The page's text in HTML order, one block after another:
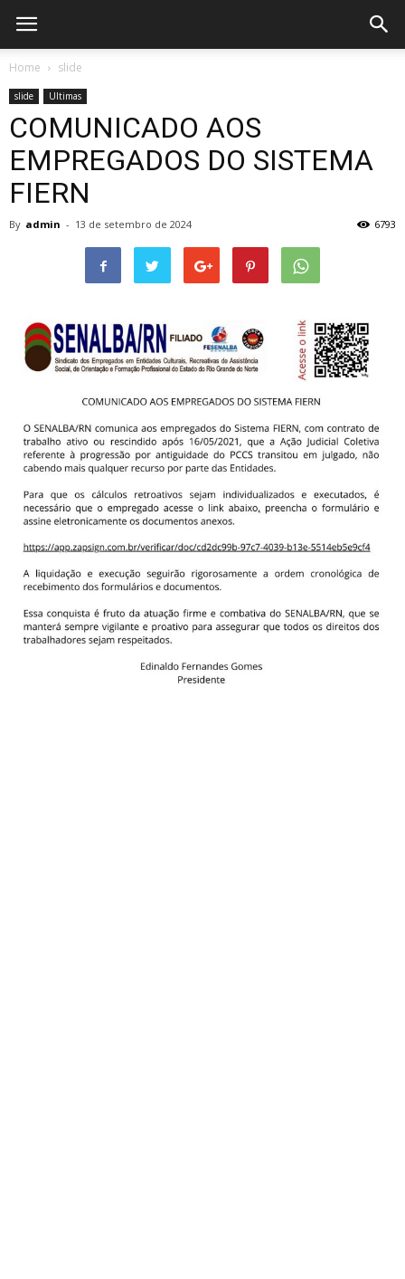
Home slide
slide Ultimas
COMUNICADO AOS
EMPREGADOS DO SISTEMA
FIERN
By admin - 13 de setembro de 2024 6793